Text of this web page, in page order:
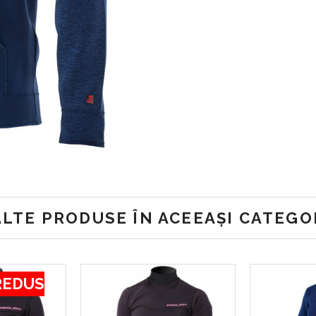
PRODUSE ÎN ACEEAȘI